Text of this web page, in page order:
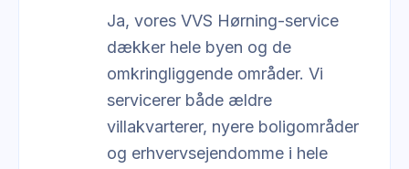
Ja, vores VVS Hørning-service
dækker hele byen og de
omkringliggende områder. Vi
servicerer både ældre
villakvarterer, nyere boligområder
og erhvervsejendomme i hele